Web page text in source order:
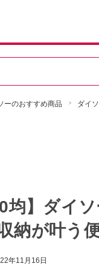
ーのおすすめ商品 ダイ
均】ダイ
納が叶う
年11月16日